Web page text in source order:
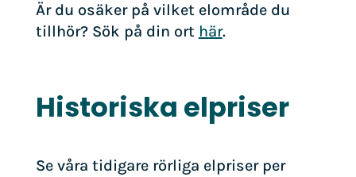
Är du osäker på vilket elområde du
tillhör? Sök på din ort här.
Historiska elpriser
Se våra tidigare rörliga elpriser per